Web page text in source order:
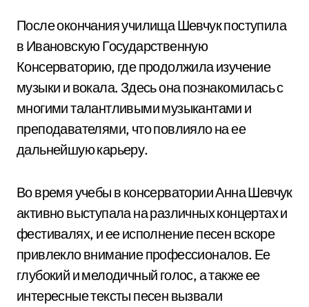
После окончания училища Шевчук поступила
в Ивановскую Государственную
Консерваторию, где продолжила изучение
музыки и вокала. Здесь она познакомилась с
многими талантливыми музыкантами и
преподавателями, что повлияло на ее
дальнейшую карьеру.
Во время учебы в консерватории Анна Шевчук
активно выступала на различных концертах и
фестивалях, и ее исполнение песен вскоре
привлекло внимание профессионалов. Ее
глубокий и мелодичный голос, а также ее
интересные тексты песен вызвали